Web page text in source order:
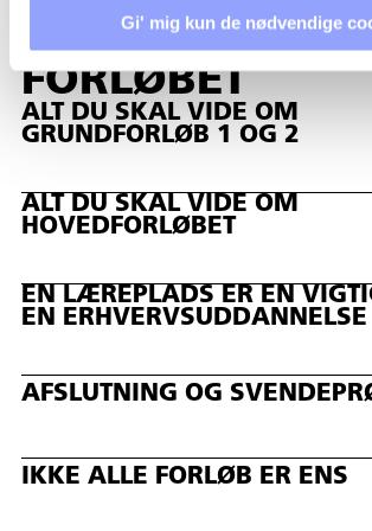
Gi' mig kun de nødvendige
UDDANNELSES­
FORLØBET
ALT DU SKAL VIDE OM
GRUNDFORLØB 1 OG 2
ALT DU SKAL VIDE OM
HOVEDFORLØBET
EN LÆREPLADS ER EN
EN ERHVERVSUDDANNELSE
AFSLUTNING OG
IKKE ALLE FORLØB ER ENS